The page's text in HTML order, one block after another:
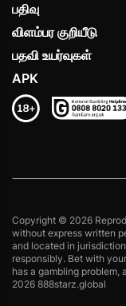
பதிவு
விளம்பர குறியீடு
பதவி உயர்வுகள்
APK
Copyright © 2026
without express written
and located in
responsibly. Bet with
has a gambling problem,
2026 888starz.global